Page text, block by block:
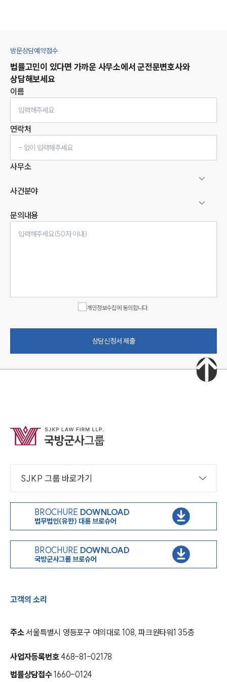
방문상담예약접수
법률고민이 있다면 가까운 사무소에서 군전문변호사와
상담해보세요
이름
연락처
사무소
사건분야
문의내용
개인정보수집에 동의합니다.
상담신청서 제출
SJKP 그룹 바로가기
BROCHURE DOWNLOAD
법무법인(유한) 대륜 브로슈어
BROCHURE DOWNLOAD
국방군사그룹 브로슈어
고객의 소리
주소서울특별시 영등포구 여의대로 108, 파크원타워1 35층
사업자등록번호468-81-02178
법률상담접수1660-0124